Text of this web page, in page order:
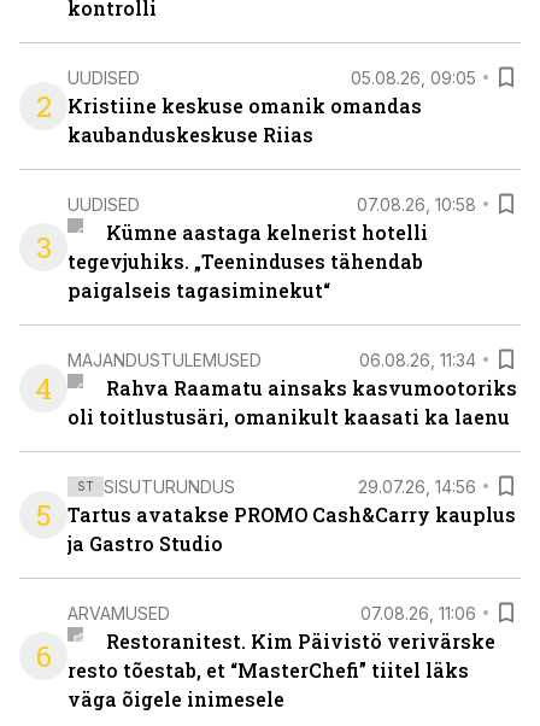
kontrolli
2
UUDISED 05.08.26, 09:05
Kristiine keskuse omanik omandas
kaubanduskeskuse Riias
3
UUDISED 07.08.26, 10:58
Kümne aastaga kelnerist hotelli
tegevjuhiks. „Teeninduses tähendab
paigalseis tagasiminekut“
4
MAJANDUSTULEMUSED 06.08.26, 11:34
Rahva Raamatu ainsaks kasvumootoriks
oli toitlustusäri, omanikult kaasati ka laenu
5
ST SISUTURUNDUS 29.07.26, 14:56
Tartus avatakse PROMO Cash&Carry kauplus
ja Gastro Studio
6
ARVAMUSED 07.08.26, 11:06
Restoranitest. Kim Päivistö verivärske
resto tõestab, et “MasterChefi” tiitel läks
väga õigele inimesele